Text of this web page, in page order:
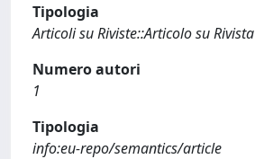
Tipologia
Articoli su Riviste::Articolo su Rivista
Numero autori
1
Tipologia
info:eu-repo/semantics/article